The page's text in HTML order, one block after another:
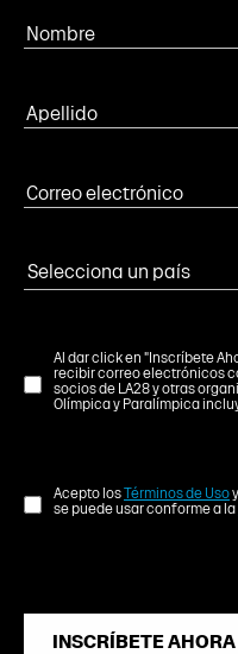
Al dar click en "Inscríbete
recibir correo electrónicos
socios de LA28 y otras
Olímpica y Paralímpica
Acepto losTérminos de Uso
se puede usar conforme a la
INSCRÍBETE AHORA